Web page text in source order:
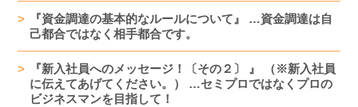
『資金調達の基本的なルールについて』 …資金調達は自
己都合ではなく相手都合です。
『新入社員へのメッセージ！〔その２〕 』 （※新入社員
に伝えてあげてください。） …セミプロではなくプロの
ビジネスマンを目指して！